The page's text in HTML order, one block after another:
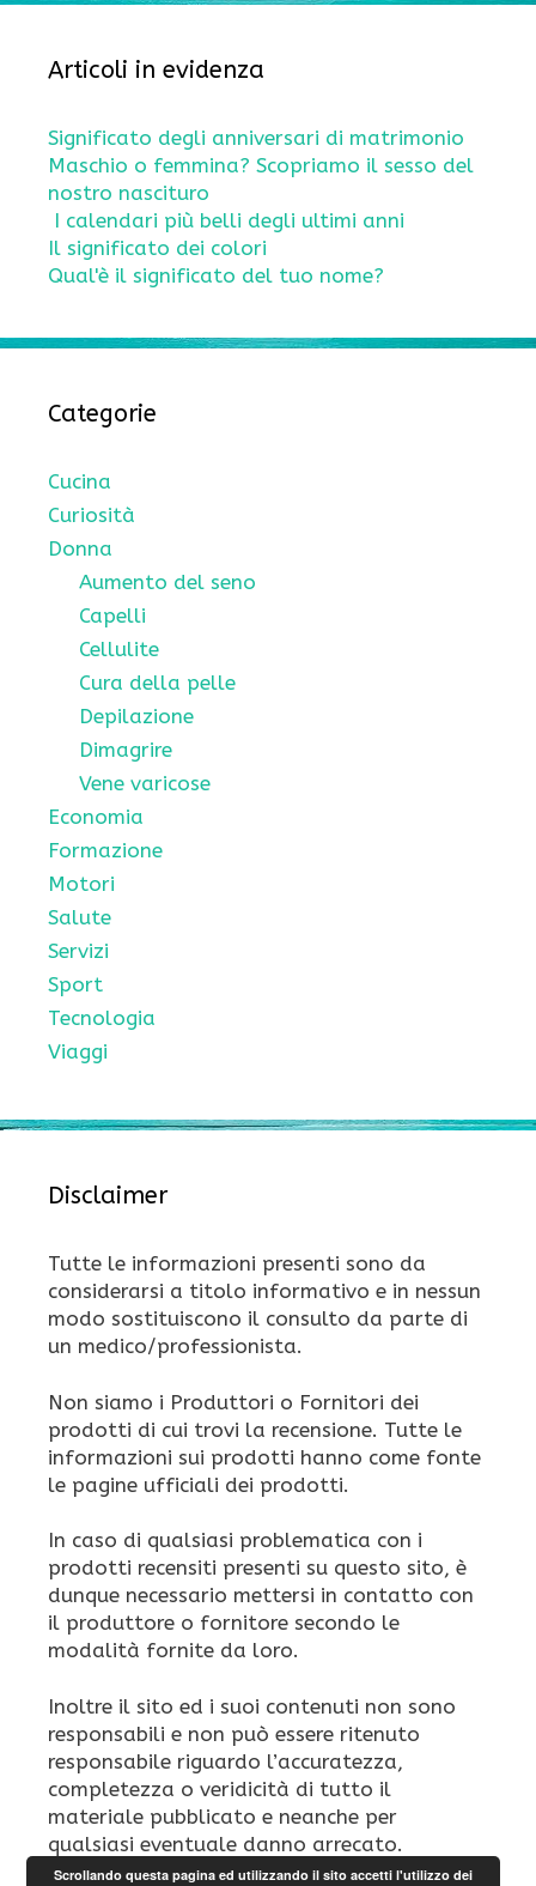
Articoli in evidenza
Significato degli anniversari di matrimonio
Maschio o femmina? Scopriamo il sesso del
nostro nascituro
I calendari più belli degli ultimi anni
Il significato dei colori
Qual'è il significato del tuo nome?
Categorie
Cucina
Curiosità
Donna
Aumento del seno
Capelli
Cellulite
Cura della pelle
Depilazione
Dimagrire
Vene varicose
Economia
Formazione
Motori
Salute
Servizi
Sport
Tecnologia
Viaggi
Disclaimer
Tutte le informazioni presenti sono da
considerarsi a titolo informativo e in nessun
modo sostituiscono il consulto da parte di
un medico/professionista.
Non siamo i Produttori o Fornitori dei
prodotti di cui trovi la recensione. Tutte le
informazioni sui prodotti hanno come fonte
le pagine ufficiali dei prodotti.
In caso di qualsiasi problematica con i
prodotti recensiti presenti su questo sito, è
dunque necessario mettersi in contatto con
il produttore o fornitore secondo le
modalità fornite da loro.
Inoltre il sito ed i suoi contenuti non sono
responsabili e non può essere ritenuto
responsabile riguardo l’accuratezza,
completezza o veridicità di tutto il
materiale pubblicato e neanche per
qualsiasi eventuale danno arrecato.
Scrollando questa pagina ed utilizzando il sito accetti l'utilizzo dei